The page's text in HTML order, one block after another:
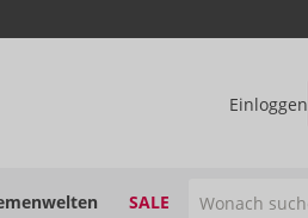
Einloggen
SALE